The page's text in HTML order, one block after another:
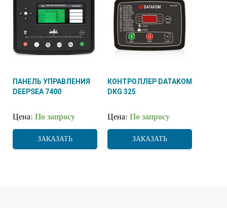
ПАНЕЛЬ УПРАВЛЕНИЯ
DEEPSEA 7400
Цена: По запросу
ЗАКАЗАТЬ
КОНТРОЛЛЕР DATAKOM
DKG 325
Цена: По запросу
ЗАКАЗАТЬ